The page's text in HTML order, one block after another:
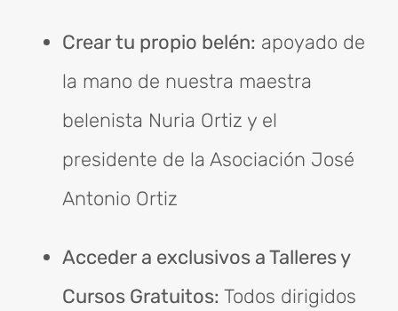
Crear tu propio belén: apoyado de
la mano de nuestra maestra
belenista Nuria Ortiz y el
presidente de la Asociación José
Antonio Ortiz
Acceder a exclusivos a Talleres y
Cursos Gratuitos: Todos dirigidos